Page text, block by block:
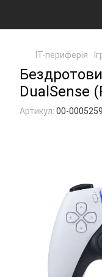
IT-периферія
DualSense
Артикул: 00-